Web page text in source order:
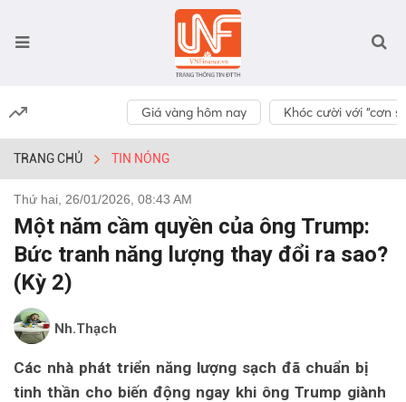
Giá vàng hôm nay Khóc cười với “cơn
TRANG CHỦ TIN NÓNG
Thứ hai, 26/01/2026, 08:43 AM
Một năm cầm quyền của ông Trump:
Bức tranh năng lượng thay đổi ra sao?
(Kỳ 2)
Nh.Thạch
Các nhà phát triển năng lượng sạch đã chuẩn bị
tinh thần cho biến động ngay khi ông Trump giành